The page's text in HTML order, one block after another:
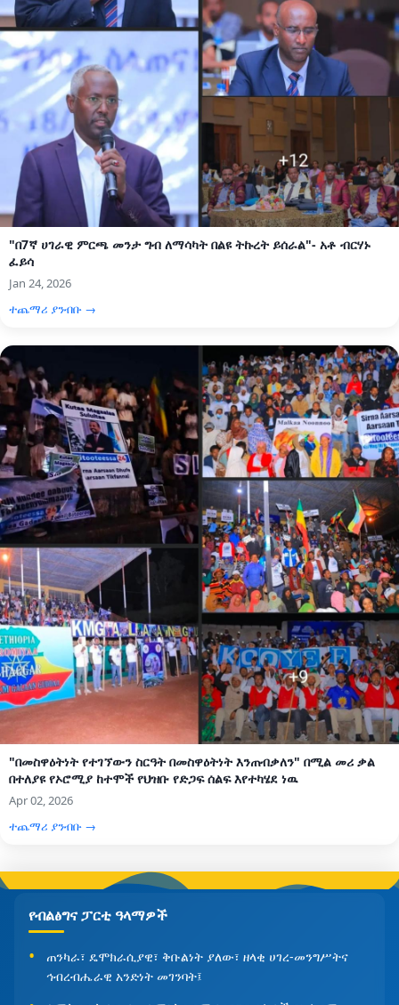
"በ7ኛ ሀገራዊ ምርጫ መንታ ግብ ለማሳካት በልዩ ትኩረት ይሰራል"- አቶ ብርሃኑ
ፈይሳ
Jan 24, 2026
ተጨማሪ ያንብቡ →
"በመስዋዕትነት የተገኘውን ስርዓት በመስዋዕትነት እንጠብቃለን" በሚል መሪ ቃል
በተለያዩ የኦሮሚያ ከተሞች የህዝቡ የድጋፍ ሰልፍ እየተካሄደ ነዉ
Apr 02, 2026
ተጨማሪ ያንብቡ →
የብልፅግና ፓርቲ ዓላማዎች
ጠንካራ፣ ዴሞክራሲያዊ፣ ቅቡልነት ያለው፣ ዘላቂ ሀገረ-መንግሥትና
ኅብረብሔራዊ አንድነት መገንባት፤